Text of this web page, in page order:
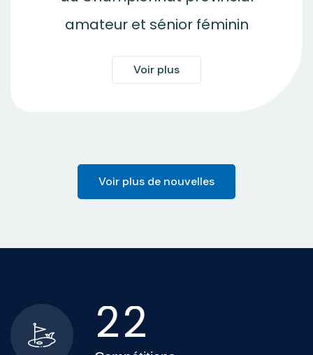
amateur et sénior féminin
Voir plus
Voir plus de nouvelles
22